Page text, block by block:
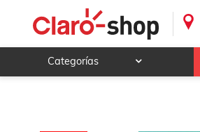
Categorías
Televisión: apariencia y verdad